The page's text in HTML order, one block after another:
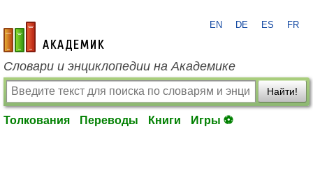
academic.ru
EN DE ES FR
Словари и энциклопедии на Академике
Найти!
Толкования Переводы Книги Игры ⚽